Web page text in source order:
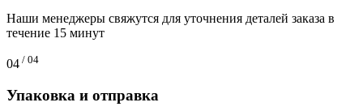
Наши менеджеры свяжутся для уточнения деталей заказа в
течение 15 минут
04 / 04
Упаковка и отправка